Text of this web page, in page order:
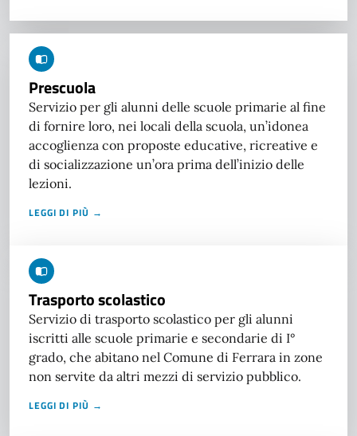
Prescuola
Servizio per gli alunni delle scuole primarie al fine
di fornire loro, nei locali della scuola, un’idonea
accoglienza con proposte educative, ricreative e
di socializzazione un’ora prima dell’inizio delle
lezioni.
LEGGI DI PIÙ →
Trasporto scolastico
Servizio di trasporto scolastico per gli alunni
iscritti alle scuole primarie e secondarie di I°
grado, che abitano nel Comune di Ferrara in zone
non servite da altri mezzi di servizio pubblico.
LEGGI DI PIÙ →